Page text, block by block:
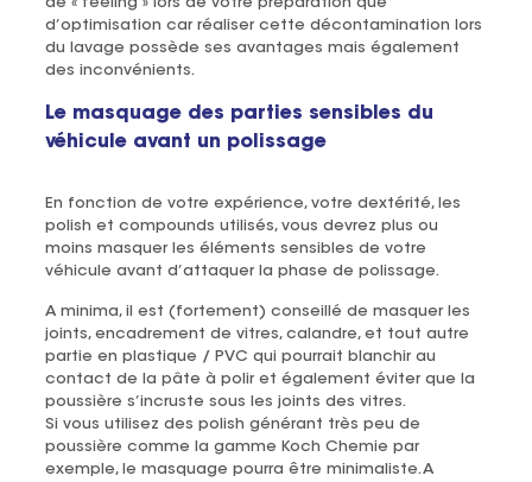
d’optimisation car réaliser cette décontamination lors
du lavage possède ses avantages mais également
des inconvénients.
Le masquage des parties sensibles du
véhicule avant un polissage
En fonction de votre expérience, votre dextérité, les
polish et compounds utilisés, vous devrez plus ou
moins masquer les éléments sensibles de votre
véhicule avant d’attaquer la phase de polissage.
A minima, il est (fortement) conseillé de masquer les
joints, encadrement de vitres, calandre, et tout autre
partie en plastique / PVC qui pourrait blanchir au
contact de la pâte à polir et également éviter que la
poussière s’incruste sous les joints des vitres.
Si vous utilisez des polish générant très peu de
poussière comme la gamme Koch Chemie par
exemple, le masquage pourra être minimaliste. A